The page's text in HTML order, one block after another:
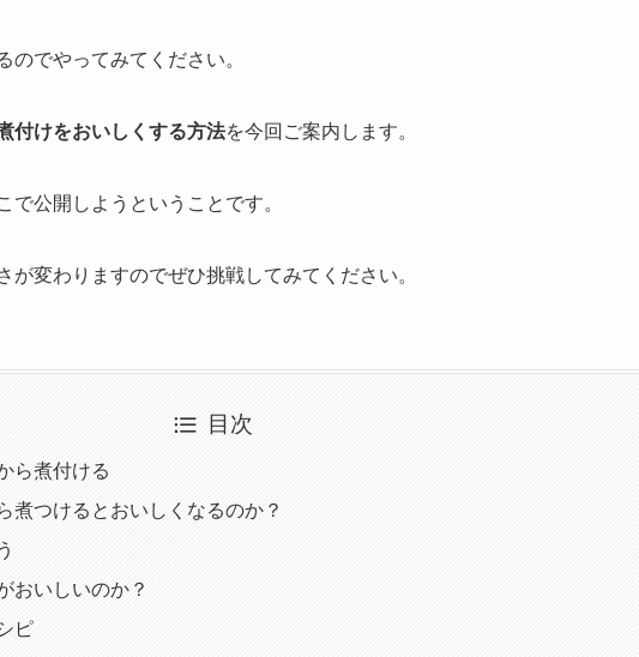
のでやってみてください。
付けをおいしくする方法を今回ご案内します。
公開しようということです。
が変わりますのでぜひ挑戦してみてください。
目次
ら煮付ける
煮つけるとおいしくなるのか？
おいしいのか？
ピ